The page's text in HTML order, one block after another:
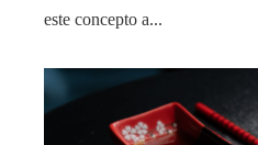
este concepto a...